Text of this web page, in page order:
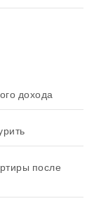
дохода
после